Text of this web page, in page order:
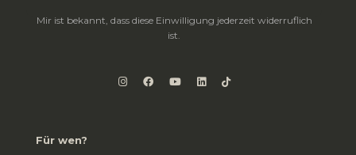
Mir ist bekannt, dass diese Einwilligung jederzeit widerruflich
ist.
Für wen?